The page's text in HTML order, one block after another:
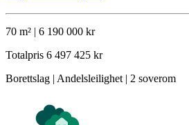
70 m² | 6 190 000 kr
Totalpris 6 497 425 kr
Borettslag | Andelsleilighet | 2 soverom